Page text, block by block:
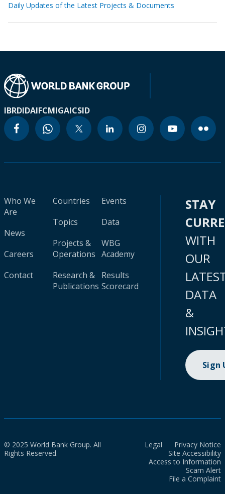
Daily Updates of the Latest Projects & Documents
IBRDIDAIFCMIGAICSID
Who We
Are
News
Careers
Contact
Countries
Topics
Projects &
Operations
Research &
Publications
Events
Data
WBG
Academy
Results
Scorecard
STAY
WITH
OUR
DATA
&
Sign
© 2025 World Bank Group. All
Rights Reserved.
Legal
Privacy Notice
Site Accessibility
Access to Information
Scam Alert
File a Complaint